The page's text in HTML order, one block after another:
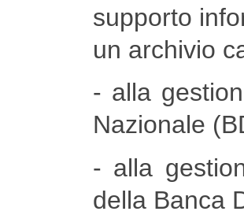
supporto
un archivio
- alla
Nazionale
- alla
della Banca